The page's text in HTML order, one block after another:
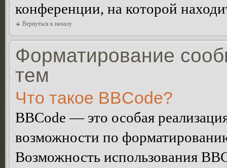
конференции, на которой
Вернуться к началу
Форматирование
тем
Что такое BBCode?
BBCode — это особая
возможности по
Возможность использования